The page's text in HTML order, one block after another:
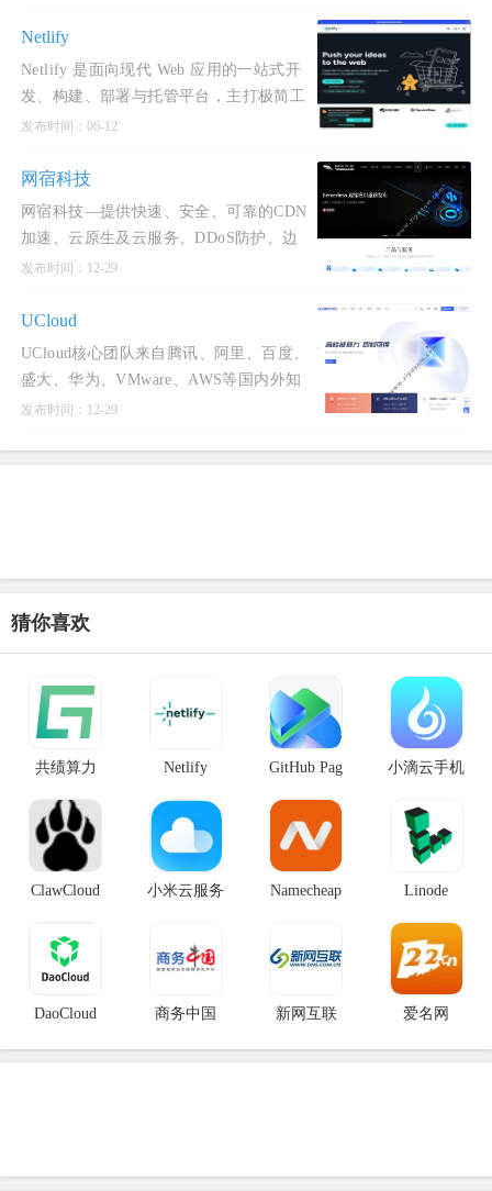
Netlify
Netlify 是面向现代 Web 应用的一站式开
发、构建、部署与托管平台，主打极简工
作流与生产级基础设施，支持从静态站点
发布时间：06-12
网宿科技
网宿科技—提供快速、安全、可靠的CDN
加速、云原生及云服务、DDoS防护、边
缘计算、云计算等丰富的云交付产品及服
发布时间：12-29
UCloud
UCloud核心团队来自腾讯、阿里、百度、
盛大、华为、VMware、AWS等国内外知
名互联网和IT企业，同时引进传统金融、
发布时间：12-29
猜你喜欢
共绩算力 Netlify GitHub Pag 小滴云手机
ClawCloud 小米云服务 Namecheap Linode
DaoCloud 商务中国 新网互联 爱名网